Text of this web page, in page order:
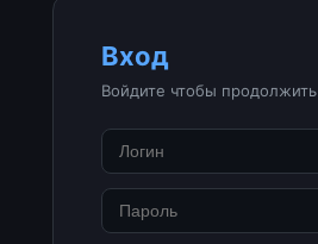
Вход
Войдите чтобы продолжить